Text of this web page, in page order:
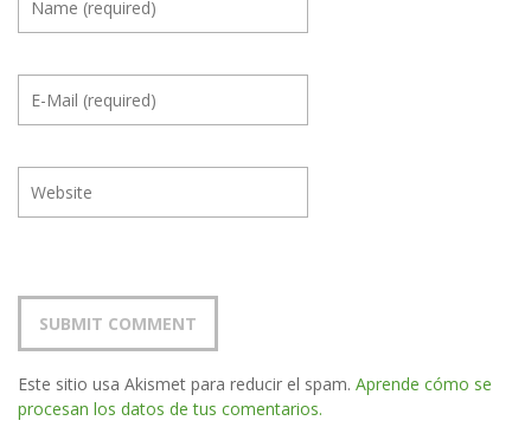
Este sitio usa Akismet para reducir el spam. Aprende cómo se
procesan los datos de tus comentarios.